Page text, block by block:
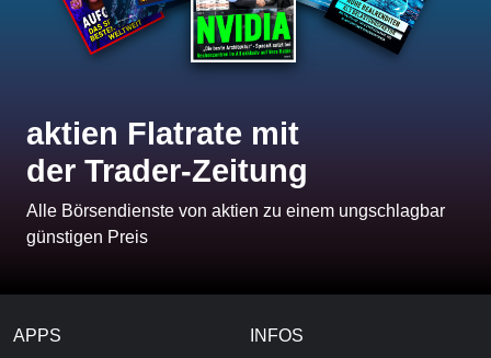
aktien Flatrate mit
der Trader-Zeitung
Alle Börsendienste von aktien zu einem ungschlagbar
günstigen Preis
APPS
INFOS